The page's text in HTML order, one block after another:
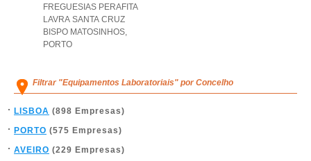
FREGUESIAS PERAFITA
LAVRA SANTA CRUZ
BISPO MATOSINHOS,
PORTO
Filtrar "Equipamentos Laboratoriais" por Concelho
LISBOA (898 Empresas)
PORTO (575 Empresas)
AVEIRO (229 Empresas)